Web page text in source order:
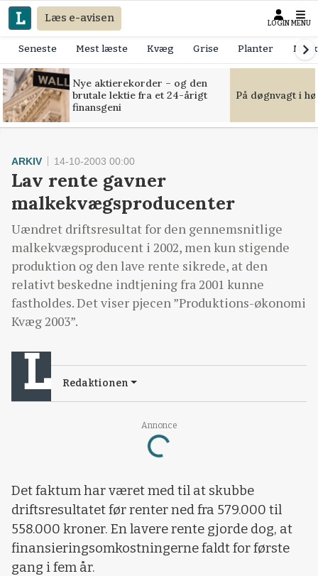
Læs e-avisen LOGIN MENU
Seneste Mest læste Kvæg Grise Planter
Nye aktierekorder – og den
brutale lektie fra et 24-årigt
finansgeni
På døgnvagt i
Annonce
Loading...
ARKIV 14-10-2003 00:00
Lav rente gavner
malkekvægsproducenter
Uændret driftsresultat for den gennemsnitlige
malkekvægsproducent i 2002, men kun stigende
produktion og den lave rente sikrede, at den
relativt beskedne indtjening fra 2001 kunne
fastholdes. Det viser pjecen ”Produktions-økonomi
Kvæg 2003”.
Redaktionen
Det faktum har været med til at skubbe
driftsresultatet før renter ned fra 579.000 til
558.000 kroner. En lavere rente gjorde dog, at
finansieringsomkostningerne faldt for første
gang i fem år.